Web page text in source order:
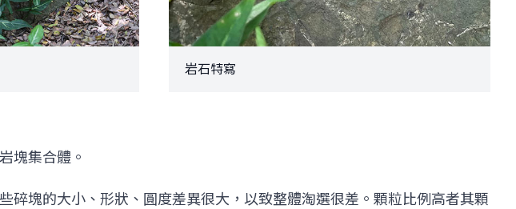
岩石特寫
塊集合體。
塊的大小、形狀、圓度差異很大，以致整體淘選很差。顆粒比例高者其顆